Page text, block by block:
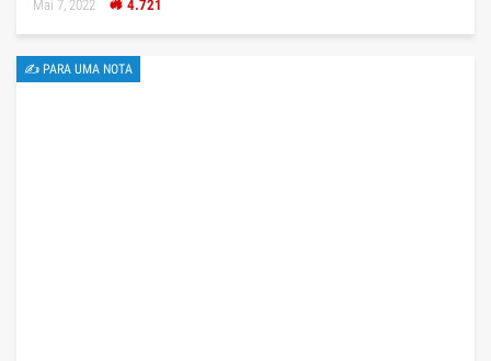
Mai 7, 2022 4.721
✍ PARA UMA NOTA